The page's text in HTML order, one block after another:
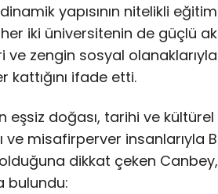
yapısının nitelikli
iki üniversitenin de güçlü
zengin sosyal olanaklarıyla
ifade etti.
eşsiz doğası, tarihi ve kültürel
misafirperver insanlarıyla
dikkat çeken
bulundu: